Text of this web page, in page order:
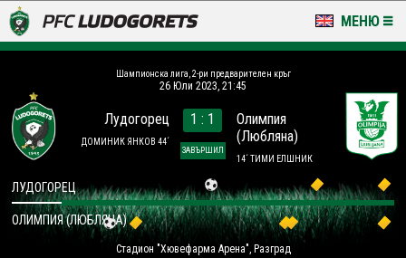
МЕНЮ
LUDOGORETS TV
НА ТЕРЕНА
СТАДИОН & БАЗИ
КЛУБ
Шампионска лига, 2-ри предварителен кръг
26 Юли 2023, 21:45
Лудогорец
ДОМИНИК ЯНКОВ 44´
1 : 1
ЗАВЪРШИЛ
Олимпия
(Любляна)
14´ ТИМИ ЕЛШНИК
Стадион "Хювефарма Арена", Разград
ЛУДОГОРЕЦ
ОЛИМПИЯ (ЛЮБЛЯНА)